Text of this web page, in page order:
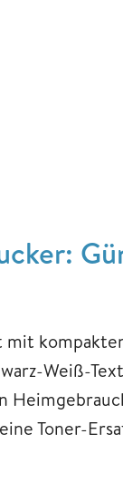
mit
Weiß-
Toner-